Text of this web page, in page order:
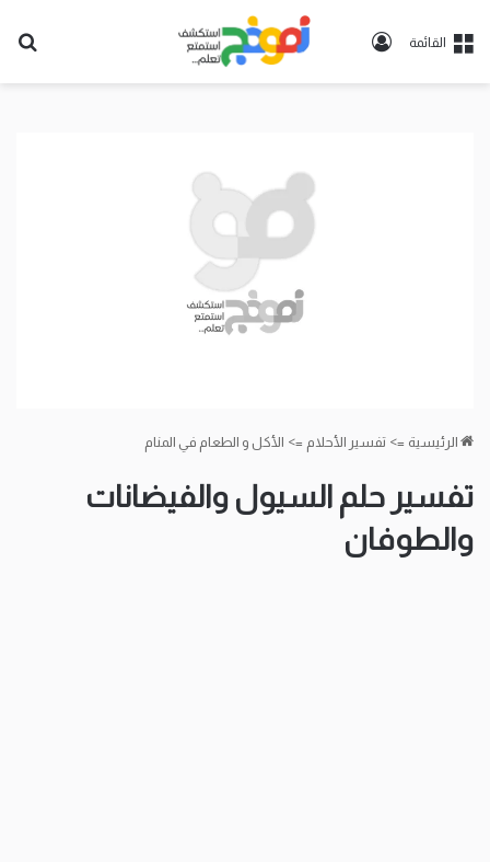
القائمة
الرئيسية => تفسير الأحلام => الأكل و الطعام في المنام
تفسير حلم السيول والفيضانات
والطوفان